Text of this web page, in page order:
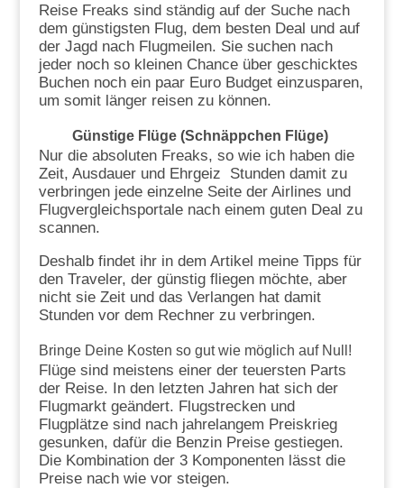
Reise Freaks sind ständig auf der Suche nach
dem günstigsten Flug, dem besten Deal und auf
der Jagd nach Flugmeilen. Sie suchen nach
jeder noch so kleinen Chance über geschicktes
Buchen noch ein paar Euro Budget einzusparen,
um somit länger reisen zu können.
Günstige Flüge (Schnäppchen Flüge)
Nur die absoluten Freaks, so wie ich haben die
Zeit, Ausdauer und Ehrgeiz Stunden damit zu
verbringen jede einzelne Seite der Airlines und
Flugvergleichsportale nach einem guten Deal zu
scannen.
Deshalb findet ihr in dem Artikel meine Tipps für
den Traveler, der günstig fliegen möchte, aber
nicht sie Zeit und das Verlangen hat damit
Stunden vor dem Rechner zu verbringen.
Bringe Deine Kosten so gut wie möglich auf Null!
Flüge sind meistens einer der teuersten Parts
der Reise. In den letzten Jahren hat sich der
Flugmarkt geändert. Flugstrecken und
Flugplätze sind nach jahrelangem Preiskrieg
gesunken, dafür die Benzin Preise gestiegen.
Die Kombination der 3 Komponenten lässt die
Preise nach wie vor steigen.